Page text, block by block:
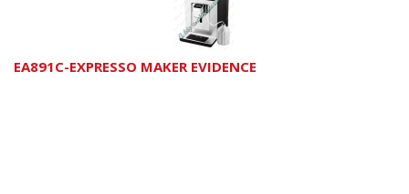
EA891C-EXPRESSO MAKER EVIDENCE